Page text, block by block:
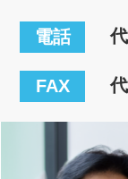
電話
FAX